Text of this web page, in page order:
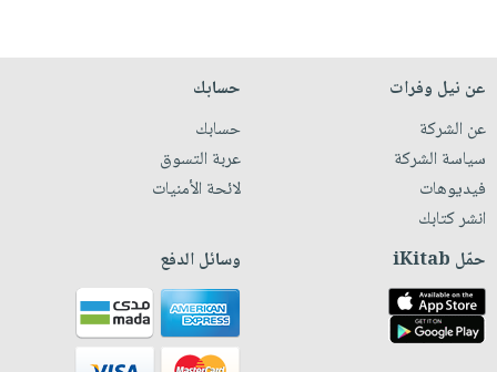
عن نيل وفرات
عن الشركة
سياسة الشركة
فيديوهات
انشر كتابك
حسابك
حسابك
عربة التسوق
لائحة الأمنيات
حمّل iKitab وسائل الدفع